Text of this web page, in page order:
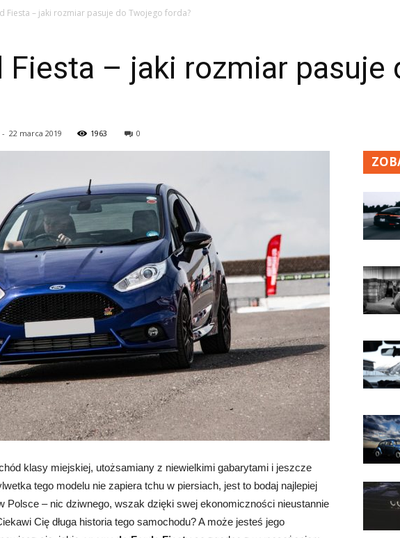
Fiesta – jaki rozmiar pasuje do Twojego forda?
Fiesta – jaki rozmiar pasuje
- 22 marca 2019 1963 0
klasy miejskiej, utożsamiany z niewielkimi gabarytami i jeszcze
tego modelu nie zapiera tchu w piersiach, jest to bodaj najlepiej
Polsce – nic dziwnego, wszak dzięki swej ekonomiczności nieustannie
Cię długa historia tego samochodu? A może jesteś jego